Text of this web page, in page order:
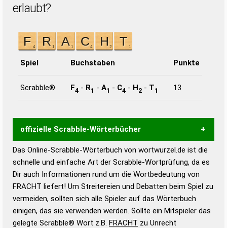
erlaubt?
Spiel Buchstaben Punkte
Scrabble® F4 - R1 - A1 - C4 - H2 - T1 13
offizielle Scrabble-Wörterbücher
Wortwurzel liefert mit Hilfe eines semantischen
Wortanalyse-Algorithmus gute Anhaltspunkte zu
Wortbedeutung, Worttrennung und Wortform, um die
Gültigkeit eines Wortes für das Scrabble-Spiel zu
bestimmen!
zugelassene Turnier Scrabble-
Wörterbücher sind:
Das Online-Scrabble-Wörterbuch von wortwurzel.de ist die
schnelle und einfache Art der Scrabble-Wortprüfung, da es
Dir auch Informationen rund um die Wortbedeutung von
FRACHT liefert! Um Streitereien und Debatten beim Spiel zu
vermeiden, sollten sich alle Spieler auf das Wörterbuch
einigen, das sie verwenden werden. Sollte ein Mitspieler das
gelegte Scrabble® Wort z.B. FRACHT zu Unrecht